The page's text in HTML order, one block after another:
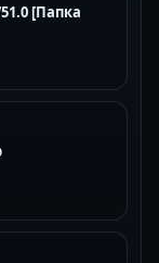
[Папка